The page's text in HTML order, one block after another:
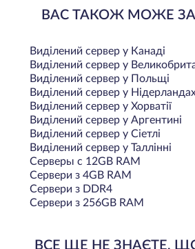
ВАС ТАКОЖ МОЖЕ
Виділений сервер у Канаді
Виділений сервер у
Виділений сервер у Польщi
Виділений сервер у
Виділений сервер у Хорватії
Виділений сервер у Аргентині
Виділений сервер у Сіетлі
Виділений сервер у Таллінні
Серверы с 12GB RAM
Сервери з 4GB RAM
Сервери з DDR4
Сервери з 256GB RAM
ВСЕ ЩЕ НЕ ЗНАЄТЕ,